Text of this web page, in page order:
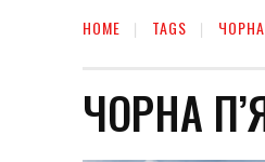
HOME TAGS
ЧОРНА